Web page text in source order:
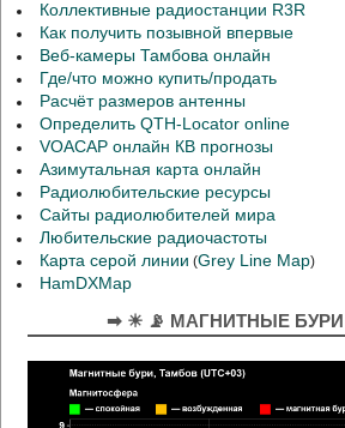
Коллективные радиостанции R3R
Как получить позывной впервые
Веб-камеры Тамбова онлайн
Где/что можно купить/продать
Расчёт размеров антенны
Определить QTH-Locator online
VOACAP онлайн КВ прогнозы
Азимутальная карта онлайн
Радиолюбительские ресурсы
Сайты радиолюбителей мира
Любительские радиочастоты
Карта серой линии (Grey Line Map)
HamDXMap
➡ ☀ 📡 МАГНИТНЫЕ